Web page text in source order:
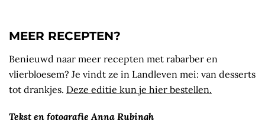
MEER RECEPTEN?
Benieuwd naar meer recepten met rabarber en
vlierbloesem? Je vindt ze in Landleven mei: van desserts
tot drankjes. Deze editie kun je hier bestellen.
Tekst en fotografie Anna Rubingh